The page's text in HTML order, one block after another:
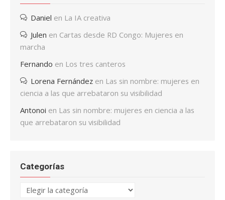
Daniel en La IA creativa
Julen en Cartas desde RD Congo: Mujeres en
marcha
Fernando en Los tres canteros
Lorena Fernández en Las sin nombre: mujeres en
ciencia a las que arrebataron su visibilidad
Antonoi en Las sin nombre: mujeres en ciencia a las
que arrebataron su visibilidad
Categorías
Categorías